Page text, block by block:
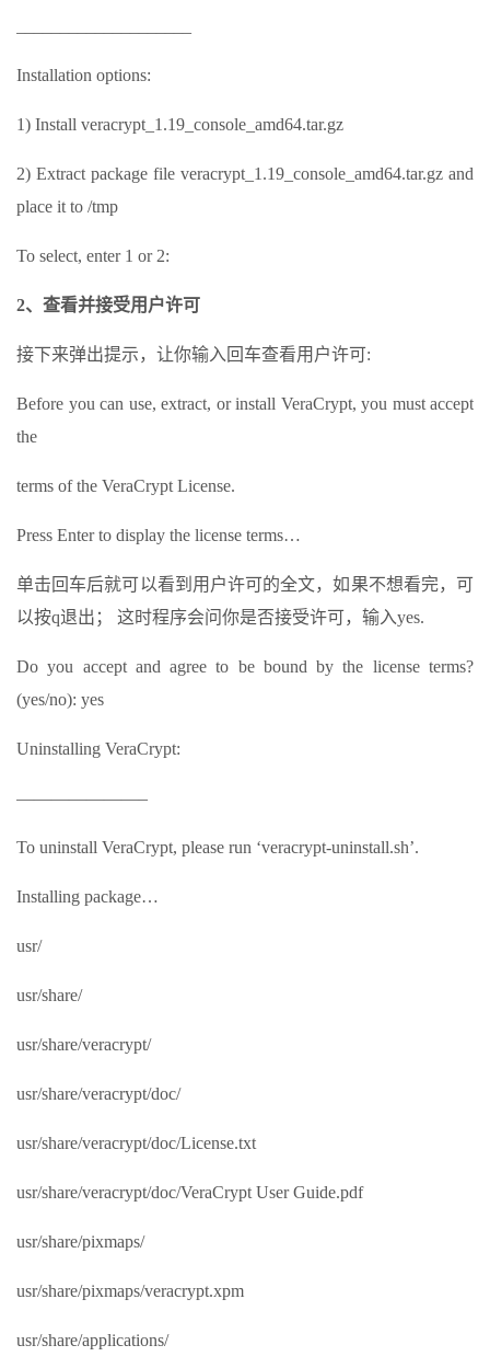
Installation options:
1) Install veracrypt_1.19_console_amd64.tar.gz
2) Extract package file veracrypt_1.19_console_amd64.tar.gz and
place it to /tmp
To select, enter 1 or 2:
2、查看并接受用户许可
接下来弹出提示，让你输入回车查看用户许可:
Before you can use, extract, or install VeraCrypt, you must accept
the
terms of the VeraCrypt License.
Press Enter to display the license terms…
单击回车后就可以看到用户许可的全文，如果不想看完，可
以按q退出； 这时程序会问你是否接受许可，输入yes.
Do you accept and agree to be bound by the license terms?
(yes/no): yes
Uninstalling VeraCrypt:
———————–
To uninstall VeraCrypt, please run ‘veracrypt-uninstall.sh’.
Installing package…
usr/
usr/share/
usr/share/veracrypt/
usr/share/veracrypt/doc/
usr/share/veracrypt/doc/License.txt
usr/share/veracrypt/doc/VeraCrypt User Guide.pdf
usr/share/pixmaps/
usr/share/pixmaps/veracrypt.xpm
usr/share/applications/